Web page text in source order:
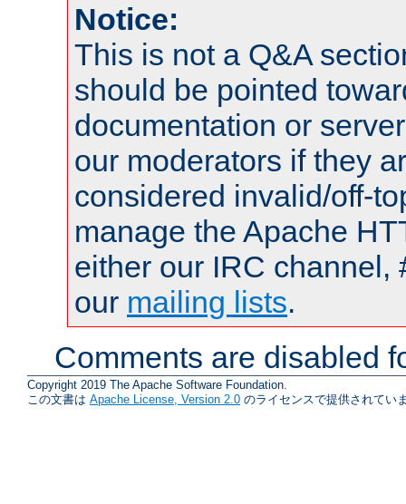
Notice:
This is not a Q&A
should be pointed
documentation or
our moderators if they
considered invalid/off-
manage the Apache
either our IRC channel,
our mailing lists.
Comments are disabled
Copyright 2019 The Apache Software Foundation.
この文書は Apache License, Version 2.0 のライセンスで提供されてい